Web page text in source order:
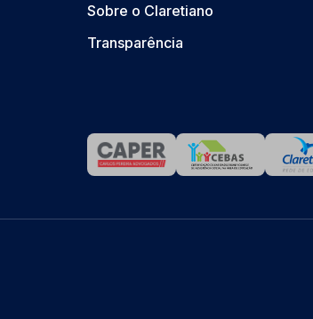
Sobre o Claretiano
Transparência